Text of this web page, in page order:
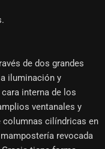
de dos grandes
iluminación y
interna de los
ventanales y
columnas cilíndricas en
revocada